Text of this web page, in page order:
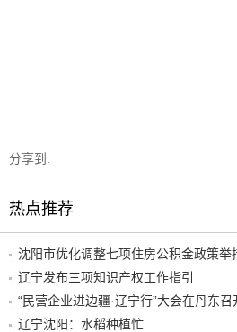
分享到:
热点推荐
沈阳市优化调整七项住房公积金政策举
辽宁发布三项知识产权工作指引
“民营企业进边疆·辽宁行”大会在丹东召
辽宁沈阳：水稻种植忙